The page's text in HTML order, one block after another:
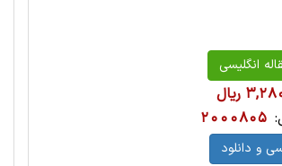
انگلیسی
ریال
2000805
و دانلود